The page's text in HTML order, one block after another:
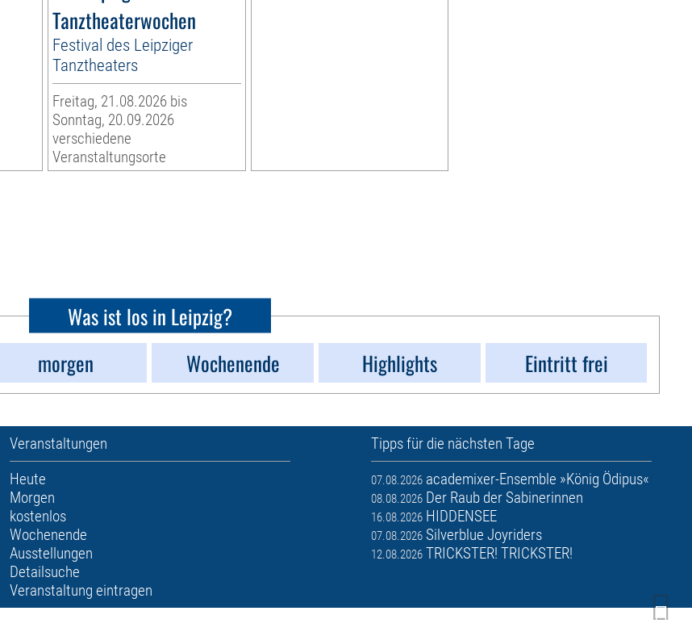
Tanztheaterwochen
Festival des Leipziger
Tanztheaters
Freitag, 21.08.2026 bis
Sonntag, 20.09.2026
verschiedene
Veranstaltungsorte
Was ist los in Leipzig?
morgen Wochenende Highlights Eintritt frei
Veranstaltungen
Heute
Morgen
kostenlos
Wochenende
Ausstellungen
Detailsuche
Veranstaltung eintragen
Tipps für die nächsten Tage
07.08.2026 academixer-Ensemble »König Ödipus«
08.08.2026 Der Raub der Sabinerinnen
16.08.2026 HIDDENSEE
07.08.2026 Silverblue Joyriders
12.08.2026 TRICKSTER! TRICKSTER!